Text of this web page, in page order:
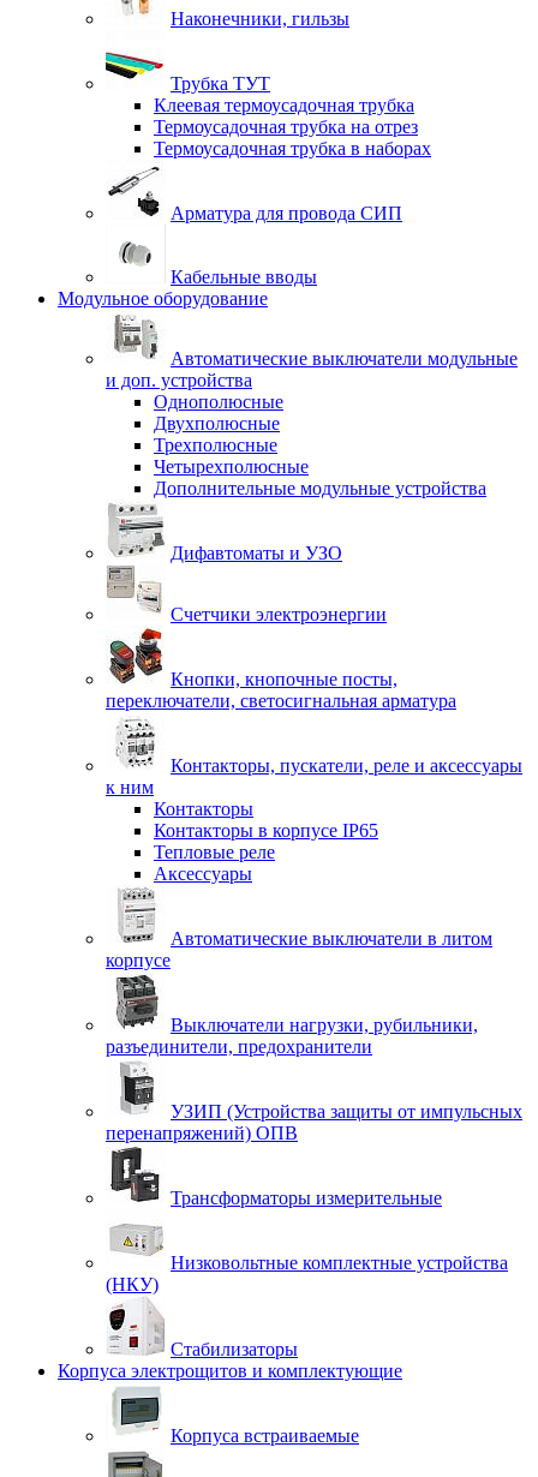
Наконечники, гильзы
Трубка ТУТ
Клеевая термоусадочная трубка
Термоусадочная трубка на отрез
Термоусадочная трубка в наборах
Арматура для провода СИП
Кабельные вводы
Модульное оборудование
Автоматические выключатели модульные
и доп. устройства
Однополюсные
Двухполюсные
Трехполюсные
Четырехполюсные
Дополнительные модульные устройства
Дифавтоматы и УЗО
Счетчики электроэнергии
Кнопки, кнопочные посты,
переключатели, светосигнальная арматура
Контакторы, пускатели, реле и аксессуары
к ним
Контакторы
Контакторы в корпусе IP65
Тепловые реле
Аксессуары
Автоматические выключатели в литом
корпусе
Выключатели нагрузки, рубильники,
разъединители, предохранители
УЗИП (Устройства защиты от импульсных
перенапряжений) ОПВ
Трансформаторы измерительные
Низковольтные комплектные устройства
(НКУ)
Стабилизаторы
Корпуса электрощитов и комплектующие
Корпуса встраиваемые